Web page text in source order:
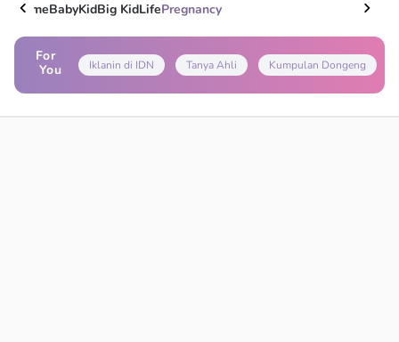
HomeBabyKidBig KidLifePregnancy
For
You
Iklanin di IDN Tanya Ahli Kumpulan Dongeng